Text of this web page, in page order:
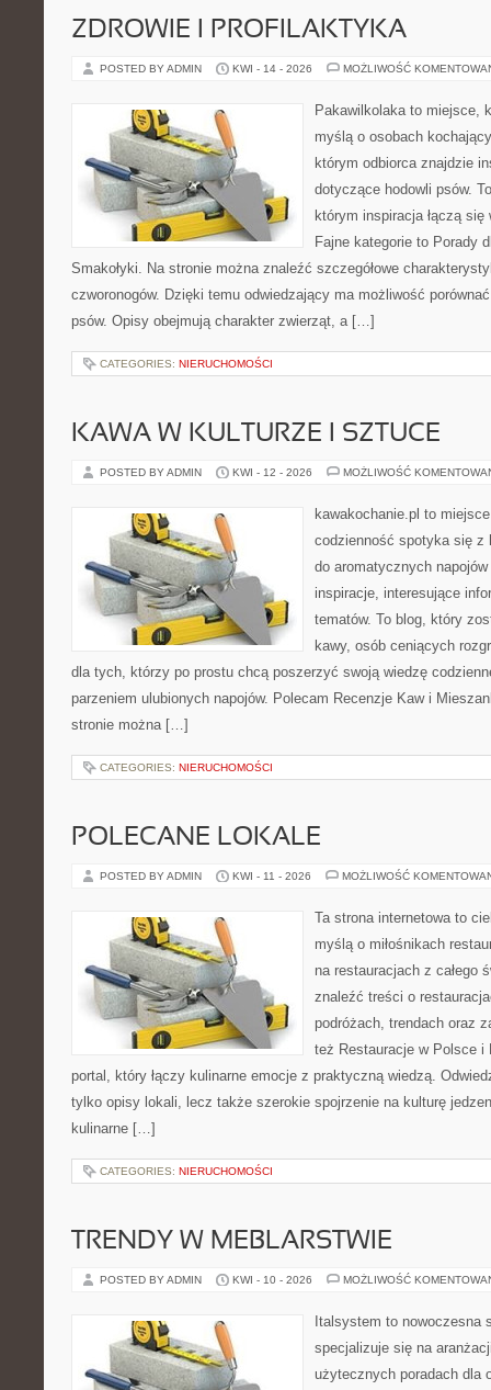
ZDROWIE I PROFILAKTYKA
POSTED BY ADMIN KWI - 14 - 2026 MOŻLIWOŚĆ
Pakawilkolaka to miejsce,
myślą o osobach
którym odbiorca znajdzie
dotyczące hodowli psów.
którym inspiracja łączą
Fajne kategorie to Porady
Smakołyki. Na stronie można znaleźć szczegółowe
czworonogów. Dzięki temu odwiedzający ma możliwość
psów. Opisy obejmują charakter zwierząt, a […]
CATEGORIES: NIERUCHOMOŚCI
KAWA W KULTURZE I SZTUCE
POSTED BY ADMIN KWI - 12 - 2026 MOŻLIWOŚĆ
kawakochanie.pl to
codzienność spotyka się z
do aromatycznych
inspiracje, interesujące
tematów. To blog, który
kawy, osób ceniących
dla tych, którzy po prostu chcą poszerzyć swoją wiedzę
parzeniem ulubionych napojów. Polecam Recenzje Kaw i
stronie można […]
CATEGORIES: NIERUCHOMOŚCI
POLECANE LOKALE
POSTED BY ADMIN KWI - 11 - 2026 MOŻLIWOŚĆ
Ta strona internetowa to
myślą o miłośnikach
na restauracjach z całego
znaleźć treści o
podróżach, trendach oraz
też Restauracje w Polsce i
portal, który łączy kulinarne emocje z praktyczną wiedzą.
tylko opisy lokali, lecz także szerokie spojrzenie na kulturę
kulinarne […]
CATEGORIES: NIERUCHOMOŚCI
TRENDY W MEBLARSTWIE
POSTED BY ADMIN KWI - 10 - 2026 MOŻLIWOŚĆ
Italsystem to nowoczesna
specjalizuje się na
użytecznych poradach dla